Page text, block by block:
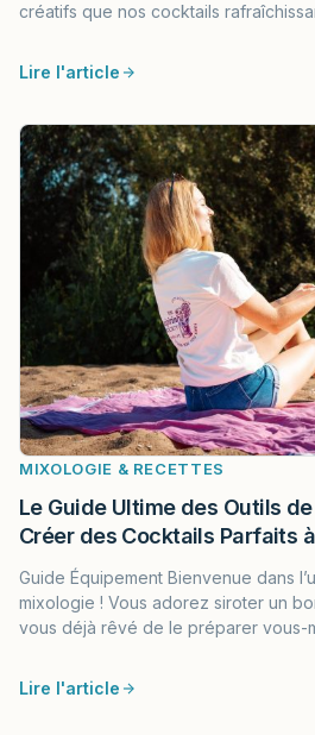
créatifs que nos cocktails
Lire l'article
MIXOLOGIE & RECETTES
Le Guide Ultime des Outils
Créer des Cocktails Parfaits
Guide Équipement Bienvenue dans
mixologie ! Vous adorez siroter un
vous déjà rêvé de le préparer vous-
Lire l'article